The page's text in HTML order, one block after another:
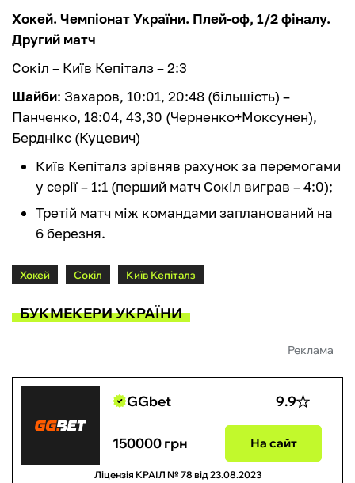
Хокей. Чемпіонат України. Плей-оф, 1/2 фіналу.
Другий матч
Сокіл – Київ Кепіталз – 2:3
Шайби: Захаров, 10:01, 20:48 (більшість) –
Панченко, 18:04, 43,30 (Черненко+Моксунен),
Берднікс (Куцевич)
Київ Кепіталз зрівняв рахунок за перемогами
у серії – 1:1 (перший матч Сокіл виграв – 4:0);
Третій матч між командами запланований на
6 березня.
Хокей Сокіл Київ Кепіталз
БУКМЕКЕРИ УКРАЇНИ
Реклама
GGbet 9.9
150000 грн На сайт
Ліцензія КРАІЛ № 78 від 23.08.2023